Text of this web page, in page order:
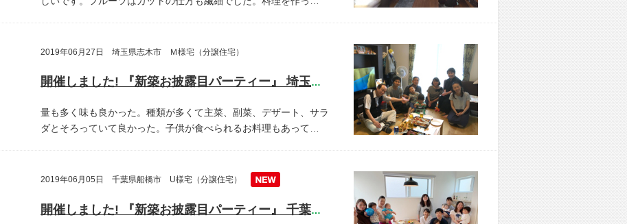
2019年06月27日 埼玉県志木市 Ｍ様宅（分譲住宅）
開催しました! 『新築お披露目パーティー』 埼玉県志木市 M様宅
量も多く味も良かった。種類が多くて主菜、副菜、デザート、サラ
ダとそろっていて良かった。子供が食べられるお料理もあって…
2019年06月05日 千葉県船橋市 U様宅（分譲住宅）
開催しました! 『新築お披露目パーティー』 千葉県船橋市 U様宅